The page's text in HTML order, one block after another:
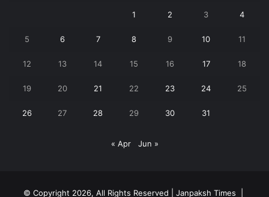
1 2 3 4
5 6 7 8 9 10 11
12 13 14 15 16 17 18
19 20 21 22 23 24 25
26 27 28 29 30 31
« Apr Jun »
© Copyright 2026, All Rights Reserved | Janpaksh Times |